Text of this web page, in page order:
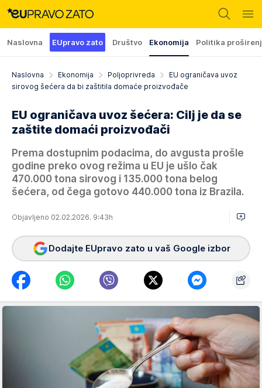
Naslovna EUpravo zato Društvo Ekonomija Politika
Naslovna Ekonomija Poljoprivreda
EU ograničava uvoz
sirovog šećera da bi zaštitila domaće proizvođače
EU ograničava uvoz šećera: Cilj je da se
zaštite domaći proizvođači
Prema dostupnim podacima, do avgusta prošle
godine preko ovog režima u EU je ušlo čak
470.000 tona sirovog i 135.000 tona belog
šećera, od čega gotovo 440.000 tona iz Brazila.
Objavljeno 02.02.2026. 9:43h
Dodajte EUpravo zato u vaš Google izbor